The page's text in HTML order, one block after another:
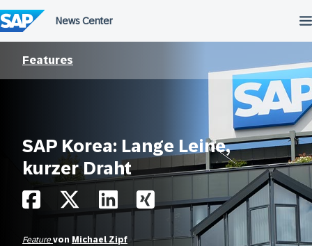
Features
SAP Korea: Lange Leine,
kurzer Draht
Featurevon Michael Zipf